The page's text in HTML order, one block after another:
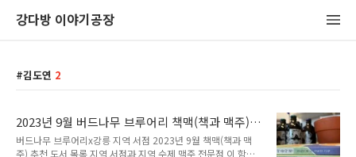
강다방 이야기공장
김도연 2
2023년 9월 버드나무 브루어리 책맥(책과 맥주)
강다방 추천 도서
버드나무 브루어리x강릉 지역 서점 2023년 9월 책맥(책과 맥
주) 추천 도서 목록 지역 서점과 지역 수제 맥주 전문점 이 함께